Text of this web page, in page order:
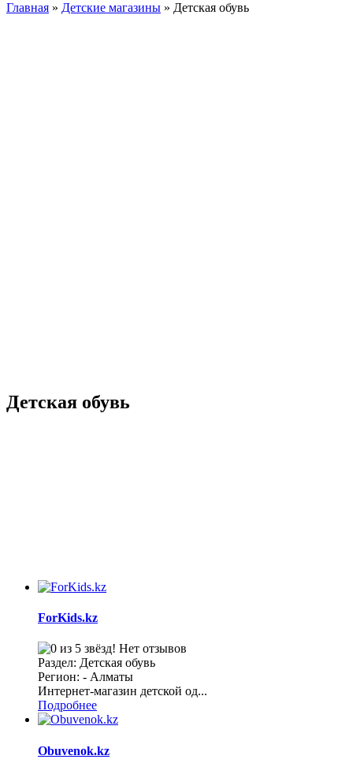
Главная » Детские магазины » Детская обувь
Детская обувь
ForKids.kz
Нет отзывов
Раздел: Детская обувь
Регион: - Алматы
Интернет-магазин детской од...
Подробнее
Obuvenok.kz